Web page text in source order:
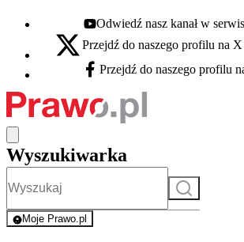
Youtube - otwiera się w nowej karcie
Odwiedź nasz kanał w
X - otwiera się w nowej karcie
Przejdź do naszego profilu na
Facebook - otwiera się w nowej karcie
Przejdź do naszego profilu
Wyszukiwarka
Szukaj
Moje Prawo.pl
- rejestracja i logowanie do serwisu